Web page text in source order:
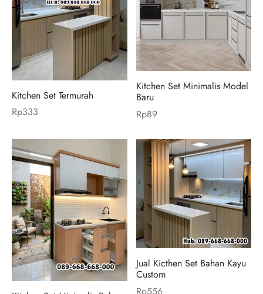
Kitchen Set Termurah
Rp333
Kitchen Set Minimalis Model
Baru
Rp89
Jual Kicthen Set Bahan Kayu
Custom